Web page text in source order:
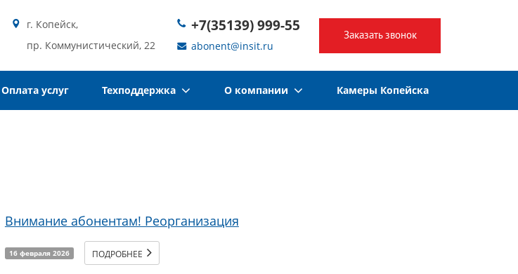
г. Копейск,
пр. Коммунистический, 22
+7(35139) 999-55
abonent@insit.ru
Заказать звонок
Оплата услуг Техподдержка О компании Камеры Копейска
Внимание абонентам! Реорганизация
16 февраля 2026 ПОДРОБНЕЕ